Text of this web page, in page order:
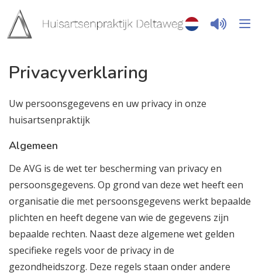
Privacyverklaring
Uw persoonsgegevens en uw privacy in onze
huisartsenpraktijk
Algemeen
De AVG is de wet ter bescherming van privacy en
persoonsgegevens. Op grond van deze wet heeft een
organisatie die met persoonsgegevens werkt bepaalde
plichten en heeft degene van wie de gegevens zijn
bepaalde rechten. Naast deze algemene wet gelden
specifieke regels voor de privacy in de
gezondheidszorg. Deze regels staan onder andere